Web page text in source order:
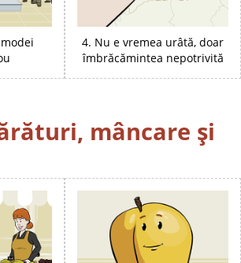
4. Nu e vremea urâtă, doar
îmbrăcămintea nepotrivită
mâncare și